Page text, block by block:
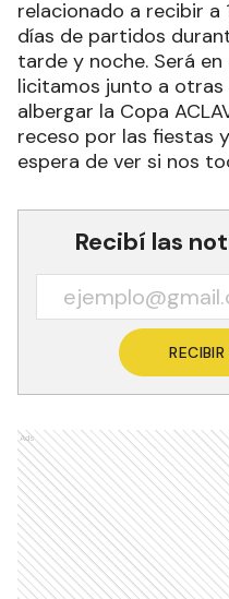
mucho dentro y fuera
armador Nicolás
Rodríguez de una
En estos días se están
incorporaciones que
jugadores del club
Mendoza y Ortiz,
de tours que tendrá
manifestó lo siguiente:
vez sí y lo tomamos
grande porque
hotelería, lugares de
relacionado a recibir a
licitamos junto a
albergar la Copa
receso por las fiestas
espera de ver si nos
Recibí las